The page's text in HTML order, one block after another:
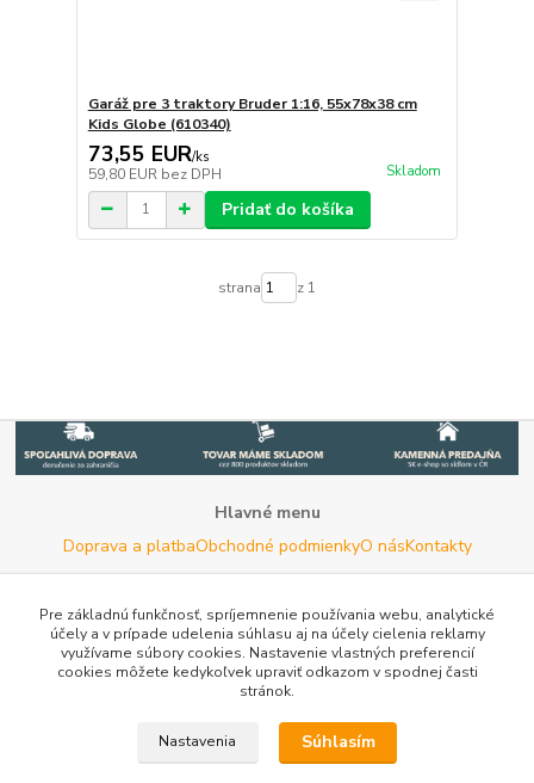
Garáž pre 3 traktory Bruder 1:16, 55x78x38 cm
Kids Globe (610340)
73,55 EUR/ks
59,80 EUR bez DPH Skladom
Pridať do košíka
strana z 1
Hlavné menu
Doprava a platbaObchodné podmienkyO násKontakty
Potrebujete poradiť s výberom?
Neváhajte nás kontaktovať.
Tel:+420 722 744 267- Po - Pia (8 - 16 hod)
Email: info@woodman.sk- kedykoľvek
Užitočné informácie
E-les.cz - Zahradní technika Stihl KoniceTovar.sk - porovnanie
Porovnanie cien na Pricemania.skReklamácia
Pre základnú funkčnosť, spríjemnenie používania webu, analytické
účely a v prípade udelenia súhlasu aj na účely cielenia reklamy
využívame súbory cookies. Nastavenie vlastných preferencií
cookies môžete kedykoľvek upraviť odkazom v spodnej časti
stránok.
Nastavenia Súhlasím